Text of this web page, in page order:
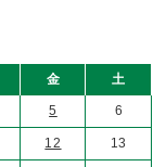
金 土
5 6
12 13